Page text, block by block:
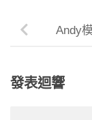
Andy
發表迴響